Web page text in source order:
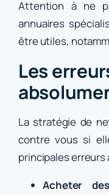
Attention à ne
annuaires
être utiles,
Les
La stratégie de
contre vous si
principales erreurs
Acheter